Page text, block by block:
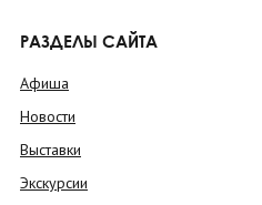
РАЗДЕЛЫ САЙТА
Афиша
Новости
Выставки
Экскурсии